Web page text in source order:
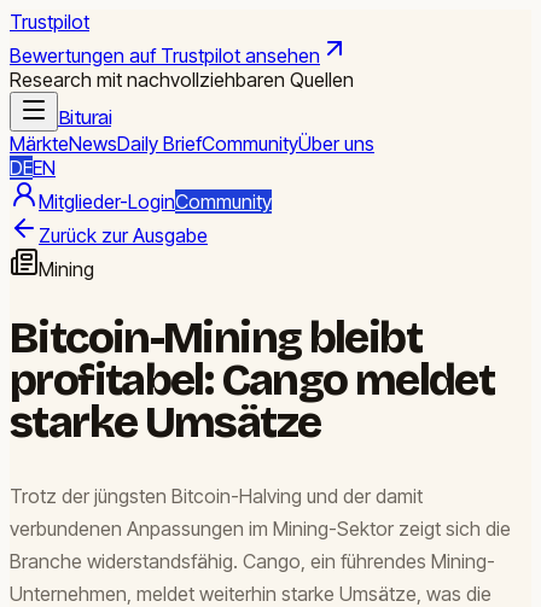
Trustpilot
Bewertungen auf Trustpilot ansehen
Research mit nachvollziehbaren Quellen
Biturai
MärkteNewsDaily BriefCommunityÜber uns
DEEN
Mitglieder-LoginCommunity
Zurück zur Ausgabe
Mining
Bitcoin-Mining bleibt
profitabel: Cango meldet
starke Umsätze
Trotz der jüngsten Bitcoin-Halving und der damit
verbundenen Anpassungen im Mining-Sektor zeigt sich die
Branche widerstandsfähig. Cango, ein führendes Mining-
Unternehmen, meldet weiterhin starke Umsätze, was die